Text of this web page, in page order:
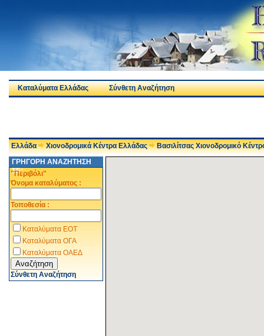
Καταλύματα Ελλάδας Σύνθετη Αναζήτηση
Ελλάδα Χιονοδρομικά Κέντρα Ελλάδας
Βασιλίτσας Χιονοδρομικό
ΓΡΗΓΟΡΗ ΑΝΑΖΗΤΗΣΗ
ΣΕ:
"Περιβόλι"
Όνομα καταλύματος :
Τοποθεσία :
Καταλύματα ΕΟΤ
Καταλύματα ΟΓΑ
Καταλύματα ΟΑΕΔ
Σύνθετη Αναζήτηση